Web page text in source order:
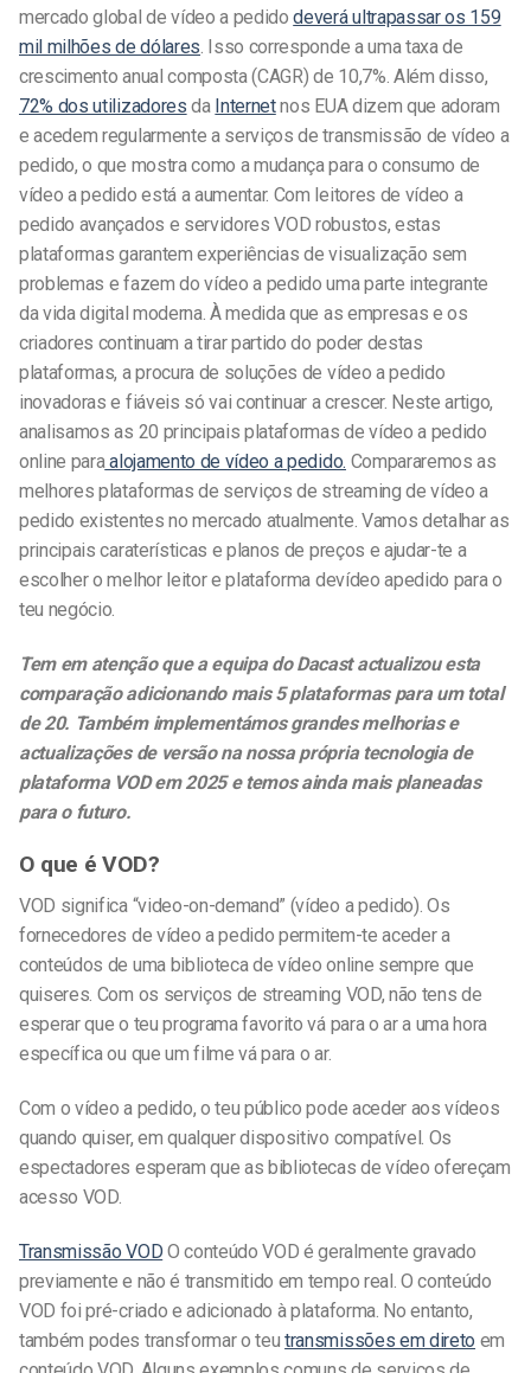
mercado global de vídeo a pedidodeverá ultrapassar os 159
mil milhões de dólares . Isso corresponde a uma taxa de
crescimento anual composta (CAGR) de 10,7%. Além disso,
72% dos utilizadores da Internetnos EUA dizem que adoram
e acedem regularmente a serviços de transmissão de vídeo a
pedido, o que mostra como a mudança para o consumo de
vídeo a pedido está a aumentar. Com leitores de vídeo a
pedido avançados e servidores VOD robustos, estas
plataformas garantem experiências de visualização sem
problemas e fazem do vídeo a pedido uma parte integrante
da vida digital moderna. À medida que as empresas e os
criadores continuam a tirar partido do poder destas
plataformas, a procura de soluções de vídeo a pedido
inovadoras e fiáveis só vai continuar a crescer. Neste artigo,
analisamos as 20 principais plataformasde vídeo a pedido
online paraalojamento de vídeo a pedido. Compararemos as
melhores plataformas de serviços de streamingde vídeo a
pedido existentes no mercado atualmente. Vamos detalhar as
principais caraterísticas e planos de preços e ajudar-te a
escolher o melhor leitor e plataforma devídeoapedido para o
teu negócio.
Tem em atenção que a equipa do Dacast actualizou esta
comparação adicionando mais 5 plataformas para um total
de 20. Também implementámos grandes melhorias e
actualizações de versão na nossa própria tecnologia de
plataforma VOD em2025e temos ainda mais planeadas
para o futuro.
O que é VOD?
VOD significa “video-on-demand” (vídeo a pedido). Os
fornecedores de vídeo a pedido permitem-te aceder a
conteúdos de uma biblioteca de vídeo online sempre que
quiseres. Com os serviços de streaming VOD, não tens de
esperar que o teu programa favorito vá para o ar a uma hora
específica ou que um filme vá para o ar.
Com o vídeo a pedido, o teu público pode aceder aos vídeos
quando quiser, em qualquer dispositivo compatível. Os
espectadores esperam que as bibliotecas de vídeo ofereçam
acesso VOD.
Transmissão VOD O conteúdo VOD é geralmente gravado
previamente e não é transmitido em tempo real. O conteúdo
VOD foi pré-criado e adicionado à plataforma. No entanto,
também podes transformar o teutransmissões em direto em